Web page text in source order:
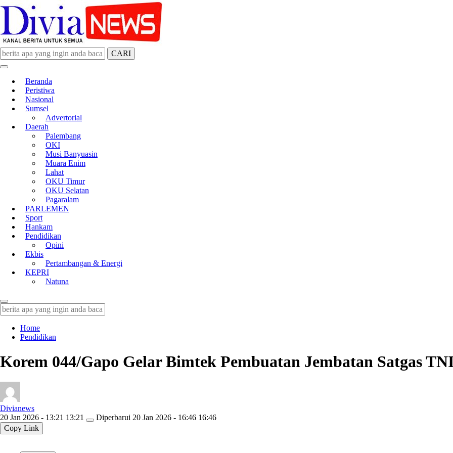
divianews.com
CARI
Beranda
Peristiwa
Nasional
Sumsel
Advertorial
Daerah
Palembang
OKI
Musi Banyuasin
Muara Enim
Lahat
OKU Timur
OKU Selatan
Pagaralam
PARLEMEN
Sport
Hankam
Pendidikan
Opini
Ekbis
Pertambangan & Energi
KEPRI
Natuna
Home
Pendidikan
Korem 044/Gapo Gelar Bimtek Pembuatan Jembatan Satgas
Divianews
20 Jan 2026 - 13:21 13:21
Diperbarui 20 Jan 2026 - 16:46 16:46
Copy Link